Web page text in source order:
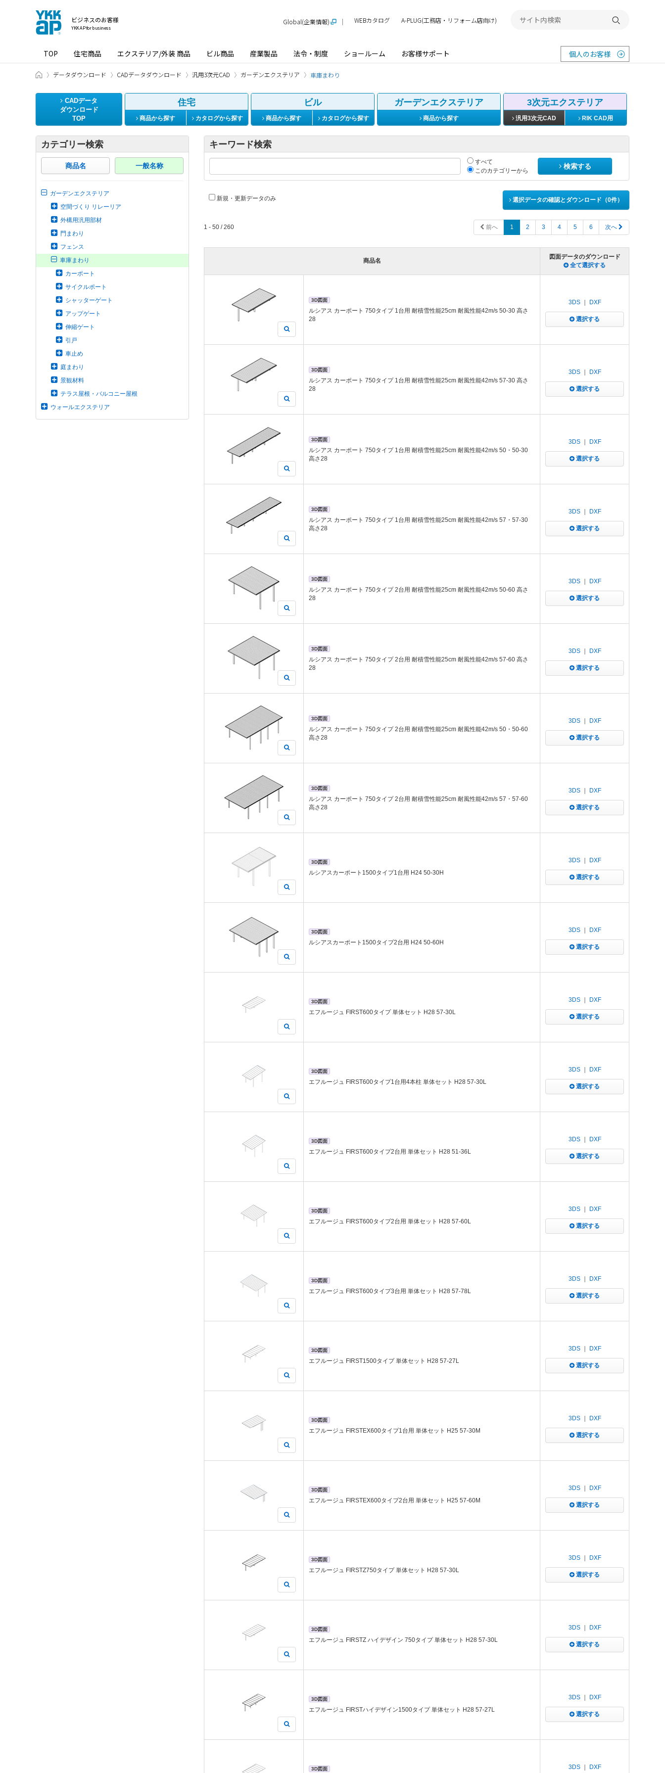
ビジネスのお客様
YKK AP for business
TOP 住宅商品 エクステリア/外装 商品 ビル商品 産業製品 法令・制度 ショールーム お客様サポート 個人のお客様
Global(企業情報) WEBカタログ A-PLUG(工務店・リフォーム店向け) 検索する
ビジネスのお客様 HOME
データダウンロード CADデータダウンロード 汎用3次元CAD ガーデンエクステリア 車庫まわり
CADデータ
ダウンロード
TOP
住宅
商品から探す カタログから探す
ビル
商品から探す カタログから探す
ガーデンエクステリア
商品から探す
3次元エクステリア
汎用3次元CAD RIK CAD用
カテゴリー検索
商品名 一般名称
ガーデンエクステリア
空間づくり リレーリア
外構用汎用部材
門まわり
フェンス
車庫まわり
カーポート
サイクルポート
シャッターゲート
アップゲート
伸縮ゲート
引戸
車止め
庭まわり
景観材料
テラス屋根・バルコニー屋根
ウォールエクステリア
キーワード検索
すべて
このカテゴリーから
検索する
新規・更新データのみ 選択データの確認とダウンロード（0件）
1 - 50 / 260 前へ 1 2 3 4 5 6 次へ
商品名
図面データのダウンロード
全て選択する
3D図面
ルシアス カーポート 750タイプ 1台用 耐積雪性能25cm 耐風性能42m/s 50-30 高さ
28
3DS｜ DXF
選択する
3D図面
ルシアス カーポート 750タイプ 1台用 耐積雪性能25cm 耐風性能42m/s 57-30 高さ
28
3DS｜ DXF
選択する
3D図面
ルシアス カーポート 750タイプ 1台用 耐積雪性能25cm 耐風性能42m/s 50・50-30
高さ28
3DS｜ DXF
選択する
3D図面
ルシアス カーポート 750タイプ 1台用 耐積雪性能25cm 耐風性能42m/s 57・57-30
高さ28
3DS｜ DXF
選択する
3D図面
ルシアス カーポート 750タイプ 2台用 耐積雪性能25cm 耐風性能42m/s 50-60 高さ
28
3DS｜ DXF
選択する
3D図面
ルシアス カーポート 750タイプ 2台用 耐積雪性能25cm 耐風性能42m/s 57-60 高さ
28
3DS｜ DXF
選択する
3D図面
ルシアス カーポート 750タイプ 2台用 耐積雪性能25cm 耐風性能42m/s 50・50-60
高さ28
3DS｜ DXF
選択する
3D図面
ルシアス カーポート 750タイプ 2台用 耐積雪性能25cm 耐風性能42m/s 57・57-60
高さ28
3DS｜ DXF
選択する
3D図面
ルシアスカーポート1500タイプ1台用 H24 50-30H
3DS｜ DXF
選択する
3D図面
ルシアスカーポート1500タイプ2台用 H24 50-60H
3DS｜ DXF
選択する
3D図面
エフルージュ FIRST600タイプ 単体セット H28 57-30L
3DS｜ DXF
選択する
3D図面
エフルージュ FIRST600タイプ1台用4本柱 単体セット H28 57-30L
3DS｜ DXF
選択する
3D図面
エフルージュ FIRST600タイプ2台用 単体セット H28 51-36L
3DS｜ DXF
選択する
3D図面
エフルージュ FIRST600タイプ2台用 単体セット H28 57-60L
3DS｜ DXF
選択する
3D図面
エフルージュ FIRST600タイプ3台用 単体セット H28 57-78L
3DS｜ DXF
選択する
3D図面
エフルージュ FIRST1500タイプ 単体セット H28 57-27L
3DS｜ DXF
選択する
3D図面
エフルージュ FIRSTEX600タイプ1台用 単体セット H25 57-30M
3DS｜ DXF
選択する
3D図面
エフルージュ FIRSTEX600タイプ2台用 単体セット H25 57-60M
3DS｜ DXF
選択する
3D図面
エフルージュ FIRSTZ750タイプ 単体セット H28 57-30L
3DS｜ DXF
選択する
3D図面
エフルージュ FIRSTZ ハイデザイン 750タイプ 単体セット H28 57-30L
3DS｜ DXF
選択する
3D図面
エフルージュ FIRSTハイデザイン1500タイプ 単体セット H28 57-27L
3DS｜ DXF
選択する
3D図面 3DS｜ DXF